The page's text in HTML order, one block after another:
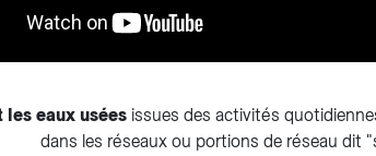
eaux usées issues des activités
dans les réseaux ou portions de réseau dit